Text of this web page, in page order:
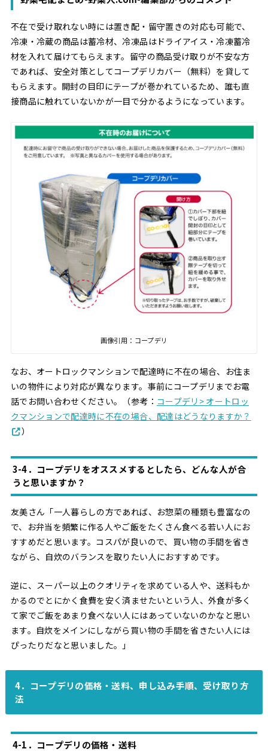
不在で受け取れない時には置き配・留守置きの対応も可能で、
冷凍・冷蔵の商品は蓄冷材、冷凍品はドライアイス・冷凍蓄冷
材を入れて届けてもらえます。留守の商品受け取りが不安な方
であれば、安全対策としてコープデリカバー（無料）を貸して
もらえます。開封の目印にテープが巻かれているため、誰も直
接商品に触れていないかが一目で分かるようになっています。
画像引用：コープデリ
なお、オートロックマンションで配達時に不在の場合、お住ま
いの物件により対応が異なります。事前にコープデリまでお電
話でお問い合わせください。（参考： コープデリ> オートロッ
クマンションで配達時に不在の場合、配達はどうなりますか？
）
3-4．コープデリをオススメするとしたら、どんな人が合
うと思いますか？
友美さん「一人暮らしの方であれば、お惣菜の種類も豊富なの
で、お弁当を頻繁に作る人やご飯をたくさん食べる若い人にお
すすめだと思います。コスパが良いので、買い物の手間を省き
ながら、自炊のバランスを取りたい人におすすめです。
逆に、スーパー以上のクオリティを求めている人や、送料もか
かるのでとにかく食費を安く済ませたいという人、外食が多く
て家でご飯をあまり食べない人にはあっていないのかなと思い
ます。自炊をメインにしながら買い物の手間を省きたい人には
ぴったりだなと思いました。」
4．コープデリの価格・送料、申し込み手順、受け取り方
法
4-1．コープデリの価格・送料